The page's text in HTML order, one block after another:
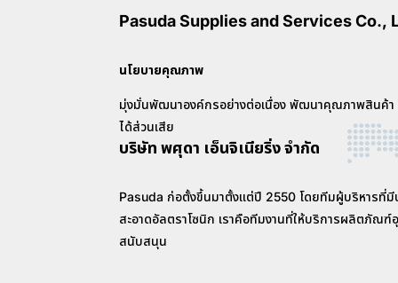
Pasuda Supplies and Services Co.,
นโยบายคุณภาพ
มุ่งมั่นพัฒนาองค์กรอย่างต่อเนื่อง พัฒนาคุณภาพสินค้า
ได้ส่วนเสีย
บริษัท พศุดา เอ็นจิเนียริ่ง จำกัด
Pasuda ก่อตั้งขึ้นมาตั้งแต่ปี 2550 โดยทีมผู้บริหารที่
สะอาดอัลตราโซนิก เราคือทีมงานที่ให้บริการผลิตภัณ
สนับสนุน